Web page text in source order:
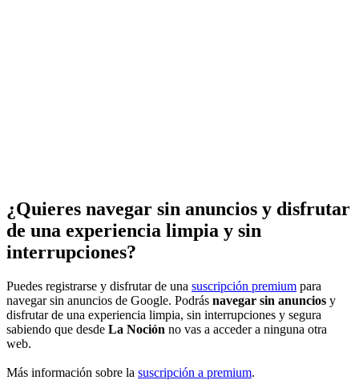
¿Quieres navegar sin anuncios y disfrutar
de una experiencia limpia y sin
interrupciones?
Puedes registrarse y disfrutar de una suscripción premium para
navegar sin anuncios de Google. Podrás navegar sin anuncios y
disfrutar de una experiencia limpia, sin interrupciones y segura
sabiendo que desde La Noción no vas a acceder a ninguna otra
web.
Más información sobre la suscripción a premium.